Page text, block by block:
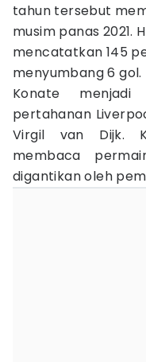
tahun tersebut
musim panas 2021.
mencatatkan 145
menyumbang 6 gol.
Konate
pertahanan
Virgil van Dijk.
membaca
digantikan oleh